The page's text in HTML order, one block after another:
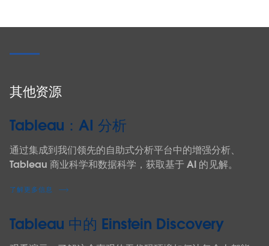
其他资源
Tableau：AI 分析
通过集成到我们领先的自助式分析平台中的增强分析、
Tableau 商业科学和数据科学，获取基于 AI 的见解。
了解更多信息
Tableau 中的 Einstein Discovery